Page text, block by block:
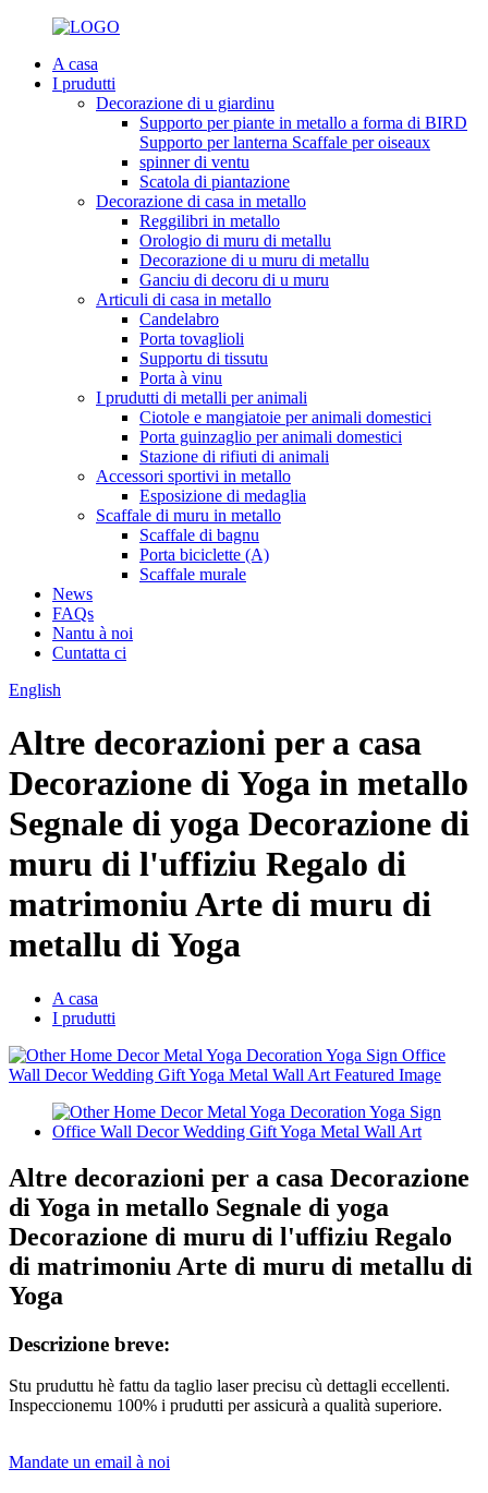
A casa
I prudutti
Decorazione di u giardinu
Supporto per piante in metallo a forma di BIRD
Supporto per lanterna Scaffale per oiseaux
spinner di ventu
Scatola di piantazione
Decorazione di casa in metallo
Reggilibri in metallo
Orologio di muru di metallu
Decorazione di u muru di metallu
Ganciu di decoru di u muru
Articuli di casa in metallo
Candelabro
Porta tovaglioli
Supportu di tissutu
Porta à vinu
I prudutti di metalli per animali
Ciotole e mangiatoie per animali domestici
Porta guinzaglio per animali domestici
Stazione di rifiuti di animali
Accessori sportivi in ​​metallo
Esposizione di medaglia
Scaffale di muru in metallo
Scaffale di bagnu
Porta biciclette (A)
Scaffale murale
News
FAQs
Nantu à noi
Cuntatta ci
English
Altre decorazioni per a casa
Decorazione di Yoga in metallo
Segnale di yoga Decorazione di
muru di l'uffiziu Regalo di
matrimoniu Arte di muru di
metallu di Yoga
A casa
I prudutti
Altre decorazioni per a casa Decorazione
di Yoga in metallo Segnale di yoga
Decorazione di muru di l'uffiziu Regalo
di matrimoniu Arte di muru di metallu di
Yoga
Descrizione breve:
Stu pruduttu hè fattu da taglio laser precisu cù dettagli eccellenti.
Inspeccionemu 100% i prudutti per assicurà a qualità superiore.
Mandate un email à noi